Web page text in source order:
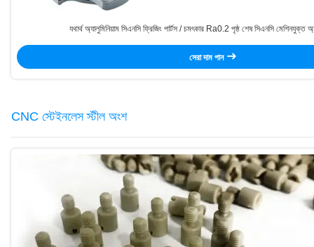
যথার্থ অ্যালুমিনিয়াম সিএনসি ফ্রিজিং পার্টস / চমৎকার Ra0.2 পৃষ্ঠ শেষ সিএনসি মেশিনযুক্ত
সেরা দাম পান
CNC স্টেইনলেস স্টীল অংশ